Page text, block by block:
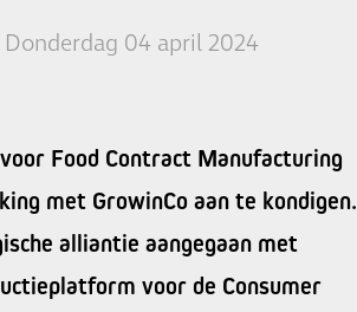
Donderdag 04 april 2024
Food Contract Manufacturing
met GrowinCo aan te kondigen.
alliantie aangegaan met
voor de Consumer